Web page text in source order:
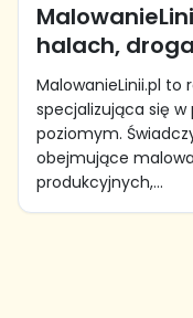
halach,
MalowanieLinii.pl to
specjalizująca się
poziomym.
obejmujące
produkcyjnych,...